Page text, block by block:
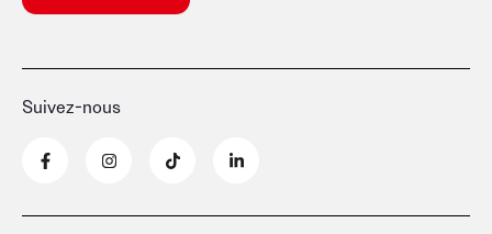
Suivez-nous
a
b
n
a
i
o
i
e